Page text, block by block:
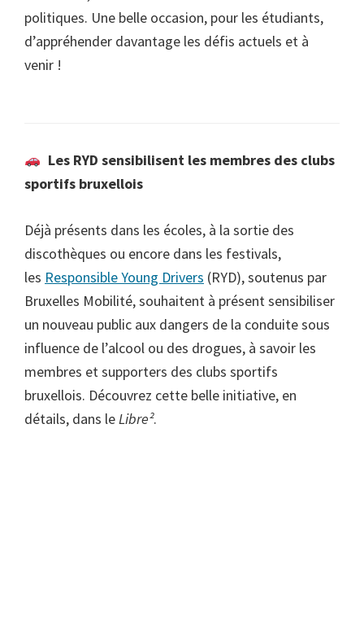
politiques. Une belle occasion, pour les étudiants,
d’appréhender davantage les défis actuels et à
venir !
Les RYD sensibilisent les membres des clubs
sportifs bruxellois
Déjà présents dans les écoles, à la sortie des
discothèques ou encore dans les festivals,
les Responsible Young Drivers (RYD), soutenus par
Bruxelles Mobilité, souhaitent à présent sensibiliser
un nouveau public aux dangers de la conduite sous
influence de l’alcool ou des drogues, à savoir les
membres et supporters des clubs sportifs
bruxellois. Découvrez cette belle initiative, en
détails, dans leLibre².